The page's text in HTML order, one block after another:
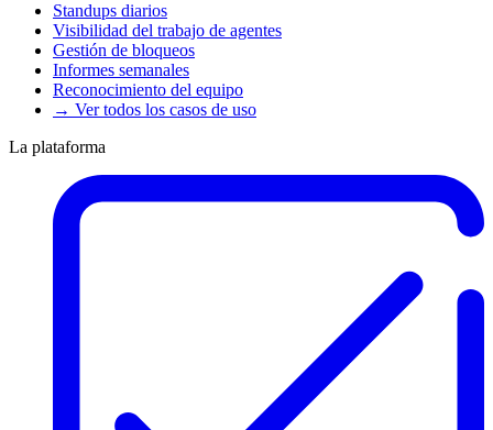
Standups diarios
Visibilidad del trabajo de agentes
Gestión de bloqueos
Informes semanales
Reconocimiento del equipo
→ Ver todos los casos de uso
La plataforma